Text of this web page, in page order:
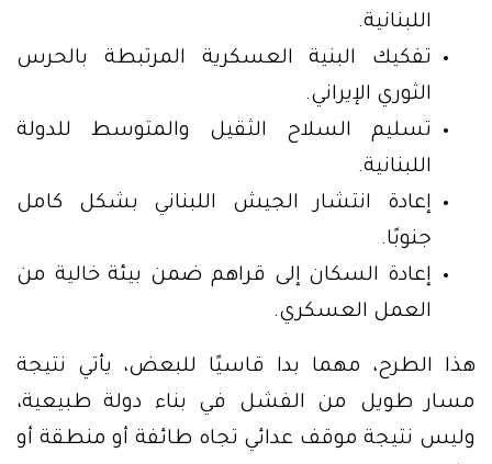
اللبنانية.
تفكيك البنية العسكرية المرتبطة بالحرس
الثوري الإيراني.
تسليم السلاح الثقيل والمتوسط للدولة
اللبنانية.
إعادة انتشار الجيش اللبناني بشكل كامل
جنوبًا.
إعادة السكان إلى قراهم ضمن بيئة خالية من
العمل العسكري.
هذا الطرح، مهما بدا قاسيًا للبعض، يأتي نتيجة
مسار طويل من الفشل في بناء دولة طبيعية،
وليس نتيجة موقف عدائي تجاه طائفة أو منطقة أو